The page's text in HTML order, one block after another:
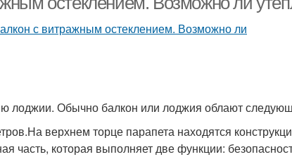
лоджии. Обычно балкон или лоджия облают
верхнем торце парапета находятся
часть, которая выполняет две функции: